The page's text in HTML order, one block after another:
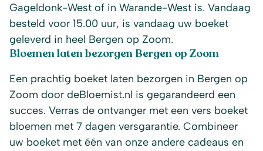
Gageldonk-West of in Warande-West is. Vandaag
besteld voor 15.00 uur, is vandaag uw boeket
geleverd in heel Bergen op Zoom.
Bloemen laten bezorgen Bergen op Zoom
Een prachtig boeket laten bezorgen in Bergen op
Zoom door deBloemist.nl is gegarandeerd een
succes. Verras de ontvanger met een vers boeket
bloemen met 7 dagen versgarantie. Combineer
uw boeket met één van onze andere cadeaus en